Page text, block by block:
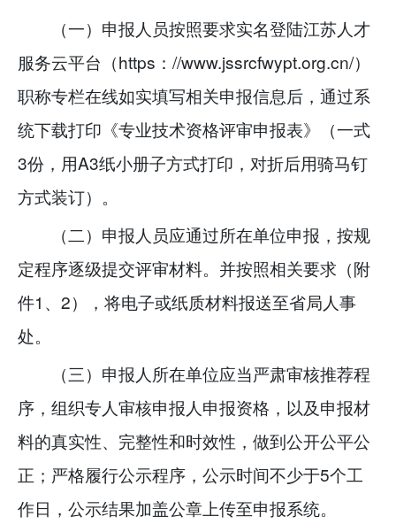
（一）申报人员按照要求实名登陆江苏人才
服务云平台（https：//www.jssrcfwypt.org.cn/）
职称专栏在线如实填写相关申报信息后，通过系
统下载打印《专业技术资格评审申报表》（一式
3份，用A3纸小册子方式打印，对折后用骑马钉
方式装订）。
（二）申报人员应通过所在单位申报，按规
定程序逐级提交评审材料。并按照相关要求（附
件1、2），将电子或纸质材料报送至省局人事
处。
（三）申报人所在单位应当严肃审核推荐程
序，组织专人审核申报人申报资格，以及申报材
料的真实性、完整性和时效性，做到公开公平公
正；严格履行公示程序，公示时间不少于5个工
作日，公示结果加盖公章上传至申报系统。